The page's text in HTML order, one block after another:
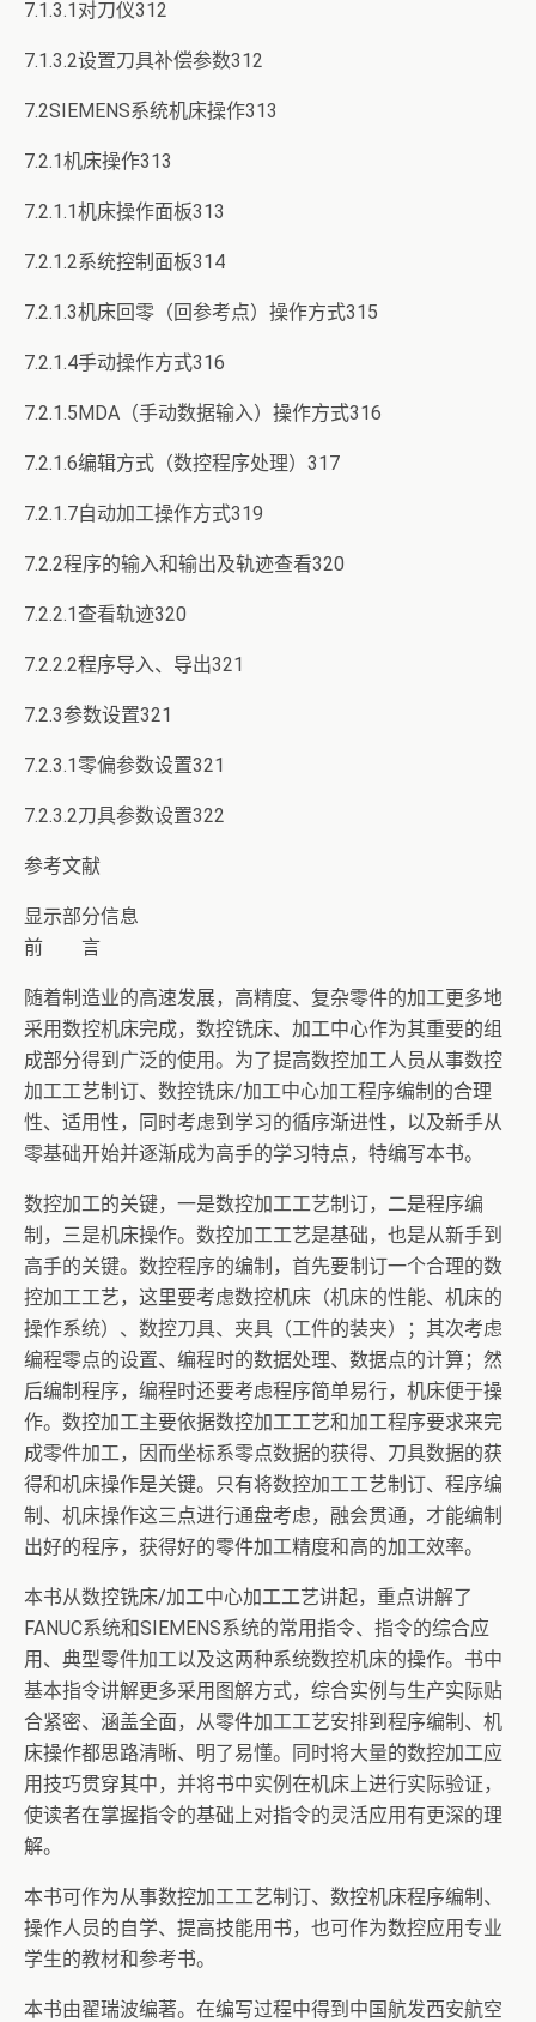
7.1.3.1对刀仪312
7.1.3.2设置刀具补偿参数312
7.2SIEMENS系统机床操作313
7.2.1机床操作313
7.2.1.1机床操作面板313
7.2.1.2系统控制面板314
7.2.1.3机床回零（回参考点）操作方式315
7.2.1.4手动操作方式316
7.2.1.5MDA（手动数据输入）操作方式316
7.2.1.6编辑方式（数控程序处理）317
7.2.1.7自动加工操作方式319
7.2.2程序的输入和输出及轨迹查看320
7.2.2.1查看轨迹320
7.2.2.2程序导入、导出321
7.2.3参数设置321
7.2.3.1零偏参数设置321
7.2.3.2刀具参数设置322
参考文献
显示部分信息
前 言
随着制造业的高速发展，高精度、复杂零件的加工更多地
采用数控机床完成，数控铣床、加工中心作为其重要的组
成部分得到广泛的使用。为了提高数控加工人员从事数控
加工工艺制订、数控铣床/加工中心加工程序编制的合理
性、适用性，同时考虑到学习的循序渐进性，以及新手从
零基础开始并逐渐成为高手的学习特点，特编写本书。
数控加工的关键，一是数控加工工艺制订，二是程序编
制，三是机床操作。数控加工工艺是基础，也是从新手到
高手的关键。数控程序的编制，首先要制订一个合理的数
控加工工艺，这里要考虑数控机床（机床的性能、机床的
操作系统）、数控刀具、夹具（工件的装夹）；其次考虑
编程零点的设置、编程时的数据处理、数据点的计算；然
后编制程序，编程时还要考虑程序简单易行，机床便于操
作。数控加工主要依据数控加工工艺和加工程序要求来完
成零件加工，因而坐标系零点数据的获得、刀具数据的获
得和机床操作是关键。只有将数控加工工艺制订、程序编
制、机床操作这三点进行通盘考虑，融会贯通，才能编制
出好的程序，获得好的零件加工精度和高的加工效率。
本书从数控铣床/加工中心加工工艺讲起，重点讲解了
FANUC系统和SIEMENS系统的常用指令、指令的综合应
用、典型零件加工以及这两种系统数控机床的操作。书中
基本指令讲解更多采用图解方式，综合实例与生产实际贴
合紧密、涵盖全面，从零件加工工艺安排到程序编制、机
床操作都思路清晰、明了易懂。同时将大量的数控加工应
用技巧贯穿其中，并将书中实例在机床上进行实际验证，
使读者在掌握指令的基础上对指令的灵活应用有更深的理
解。
本书可作为从事数控加工工艺制订、数控机床程序编制、
操作人员的自学、提高技能用书，也可作为数控应用专业
学生的教材和参考书。
本书由翟瑞波编著。在编写过程中得到中国航发西安航空